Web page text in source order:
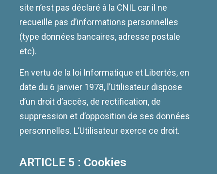
site n’est pas déclaré à la CNIL car il ne
recueille pas d’informations personnelles
(type données bancaires, adresse postale
etc).
En vertu de la loi Informatique et Libertés, en
date du 6 janvier 1978, l’Utilisateur dispose
d’un droit d’accès, de rectification, de
suppression et d’opposition de ses données
personnelles. L’Utilisateur exerce ce droit.
ARTICLE 5 : Cookies